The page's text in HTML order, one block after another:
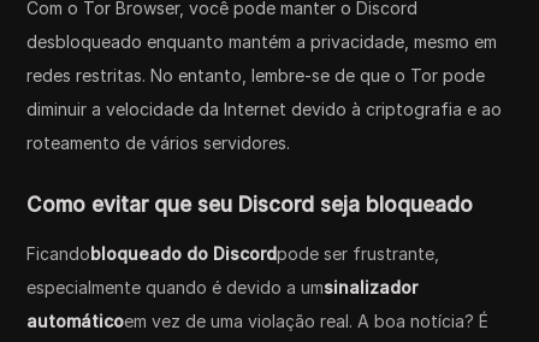
Com o Tor Browser, você pode manter o Discord
desbloqueado enquanto mantém a privacidade, mesmo em
redes restritas. No entanto, lembre-se de que o Tor pode
diminuir a velocidade da Internet devido à criptografia e ao
roteamento de vários servidores.
Como evitar que seu Discord seja bloqueado
Ficandobloqueado do Discordpode ser frustrante,
especialmente quando é devido a umsinalizador
automáticoem vez de uma violação real. A boa notícia? É